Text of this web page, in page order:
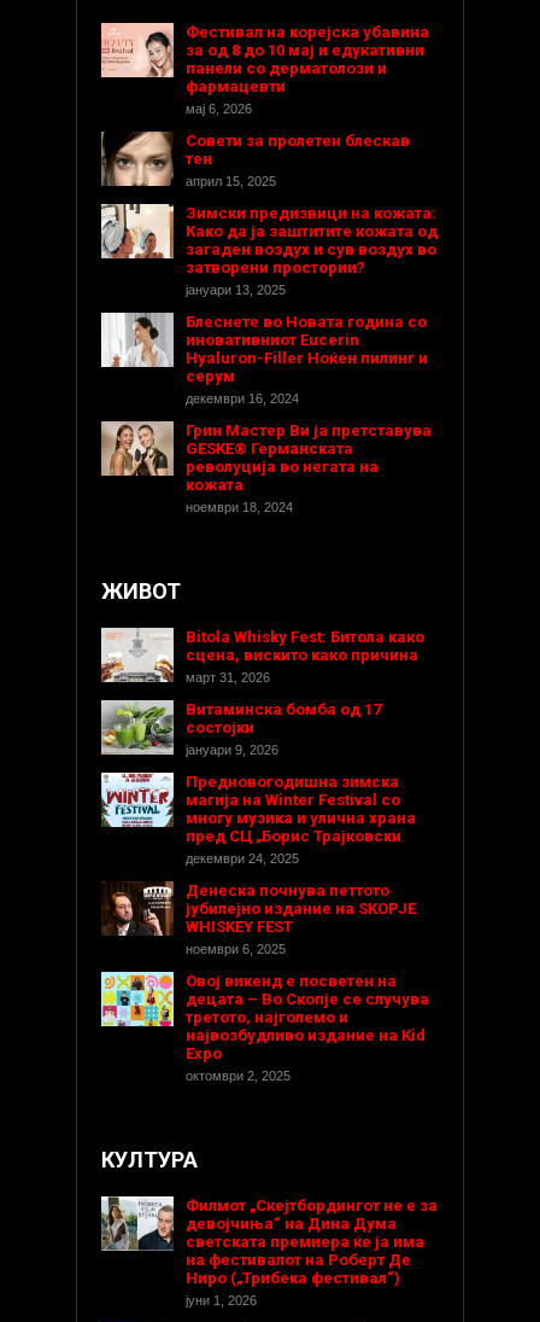
Фестивал на корејска убавина
за од 8 до 10 мај и едукативни
панели со дерматолози и
фармацевти
мај 6, 2026
Совети за пролетен блескав
тен
април 15, 2025
Зимски предизвици на кожата:
Како да ја заштитите кожата од
загаден воздух и сув воздух во
затворени простории?
јануари 13, 2025
Блеснете во Новата година со
иновативниот Eucerin
Hyaluron-Filler Ноќен пилинг и
серум
декември 16, 2024
Грин Мастер Ви ја претставува
GESKE® Германската
револуција во негата на
кожата
ноември 18, 2024
ЖИВОТ
Bitola Whisky Fest: Битола како
сцена, вискито како причина
март 31, 2026
Витаминска бомба од 17
состојки
јануари 9, 2026
Предновогодишнa зимска
магија на Winter Festival со
многу музика и улична храна
пред СЦ „Борис Трајковски
декември 24, 2025
Денеска почнува петтото
јубилејно издание на SKOPJE
WHISKEY FEST
ноември 6, 2025
Овој викенд е посветен на
децата – Во Скопје се случува
третото, најголемо и
највозбудливо издание на Kid
Expo
октомври 2, 2025
КУЛТУРА
Филмот „Скејтбордингот не е за
девојчиња“ на Дина Дума
светската премиера ќе ја има
на фестивалот на Роберт Де
Ниро („Трибека фестивал“)
јуни 1, 2026